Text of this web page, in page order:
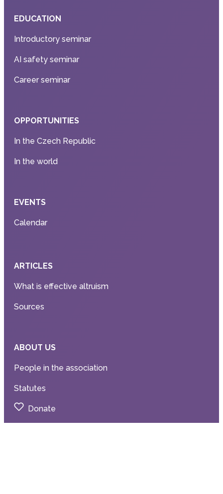
EDUCATION
Introductory seminar
AI safety seminar
Career seminar
OPPORTUNITIES
In the Czech Republic
In the world
EVENTS
Calendar
ARTICLES
What is effective altruism
Sources
ABOUT US
People in the association
Statutes
Donate